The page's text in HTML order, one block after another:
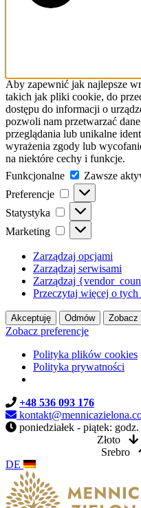
Aby zapewnić jak najlepsze
takich jak pliki cookie, do
dostępu do informacji o
pozwoli nam przetwarzać
przeglądania lub unikalne
wyrażenia zgody lub
na niektóre cechy i funkcje.
Funkcjonalne
Funkcjonalne
Zawsze
Preferencje
Preferencje
Statystyka Statystyka
Marketing Marketing
Zarządzaj opcjami
Zarządzaj serwisami
Zarządzaj
Przeczytaj więcej o tych
Akceptuję Odmów Zobacz
Zobacz preferencje
Polityka plików cookies
Polityka prywatności
+48 536 093 176
poniedziałek - piątek: godz.
Złoto
Srebro
DE
Skip
to
navigation
Skip
to
content